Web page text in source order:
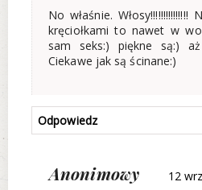
No właśnie.
kręciołkami to nawet w
sam seks:) piękne są:)
Ciekawe jak są ścinane:)
Odpowiedz
Anonimowy
12